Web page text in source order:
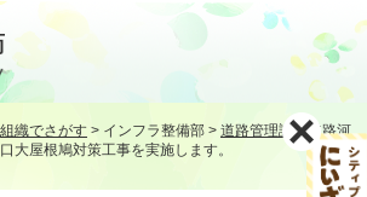
組織でさがす > インフラ整備部 > 道路管理課・道路河
大屋根鳩対策工事を実施します。